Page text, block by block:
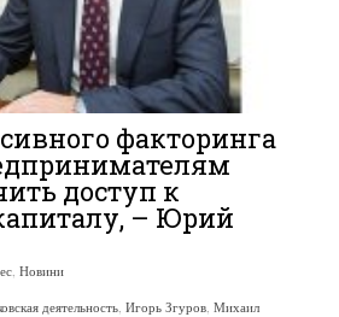
факторинга
доступ к
– Юрий
Новини
деятельность Игорь Згуров Михаил